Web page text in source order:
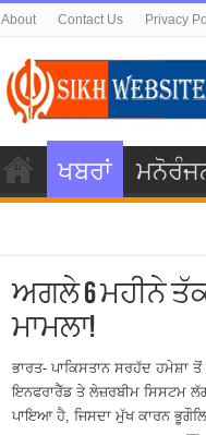
About Contact Us Privacy
ਖਬਰਾਂ
ਅਗਲੇ 6 ਮਹੀਨੇ ਤੱਕ
ਮਾਮਲਾ!
ਭਾਰਤ- ਪਾਕਿਸਤਾਨ ਸਰਹੱਦ ਹਮੇਸ਼ਾ
ਇਨਫਰਾਰੈੱਡ ਤੇ ਲੇਜ਼ਰਬੀਮ ਸਿਸਟਮ
ਪਾਇਆ ਹੈ, ਜਿਸਦਾ ਮੁੱਖ ਕਾਰਨ